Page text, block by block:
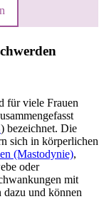
für viele Frauen
) bezeichnet. Die
sich in körperlichen
(Mastodynie),
oder
mit
dazu und können